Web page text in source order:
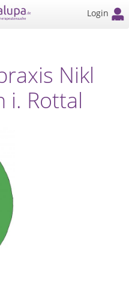
Login
Nikl
i. Rottal